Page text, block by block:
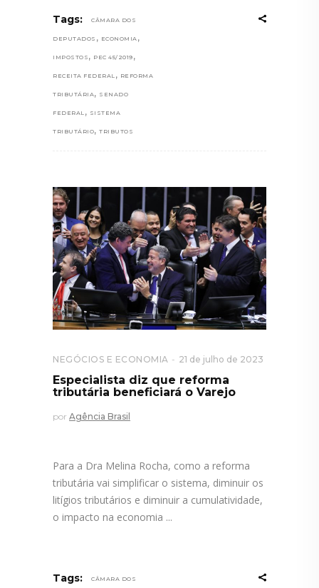
Tags: CÂMARA DOS
DEPUTADOS , ECONOMIA ,
IMPOSTOS , PEC 45/2019 ,
RECEITA FEDERAL , REFORMA
TRIBUTÁRIA , SENADO
FEDERAL , SISTEMA
TRIBUTÁRIO, TRIBUTOS
NEGÓCIOS E ECONOMIA 21 de julho de 2023
Especialista diz que reforma
tributária beneficiará o Varejo
por Agência Brasil
Para a Dra Melina Rocha, como a reforma
tributária vai simplificar o sistema, diminuir os
litígios tributários e diminuir a cumulatividade,
o impacto na economia
Tags: CÂMARA DOS